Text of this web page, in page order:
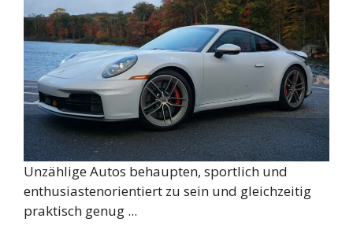
Unzählige Autos behaupten, sportlich und
enthusiastenorientiert zu sein und gleichzeitig
praktisch genug ...